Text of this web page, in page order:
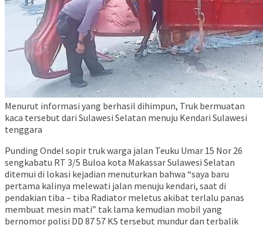
Menurut informasi yang berhasil dihimpun, Truk bermuatan
kaca tersebut dari Sulawesi Selatan menuju Kendari Sulawesi
tenggara
Punding Ondel sopir truk warga jalan Teuku Umar 15 Nor 26
sengkabatu RT 3/5 Buloa kota Makassar Sulawesi Selatan
ditemui di lokasi kejadian menuturkan bahwa “saya baru
pertama kalinya melewati jalan menuju kendari, saat di
pendakian tiba – tiba Radiator meletus akibat terlalu panas
membuat mesin mati” tak lama kemudian mobil yang
bernomor polisi DD 87 57 KS tersebut mundur dan terbalik